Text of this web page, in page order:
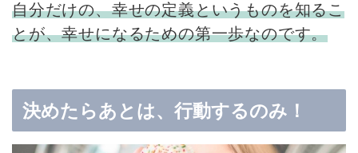
自分だけの、幸せの定義というものを知るこ
とが、幸せになるための第一歩なのです。
決めたらあとは、行動するのみ！